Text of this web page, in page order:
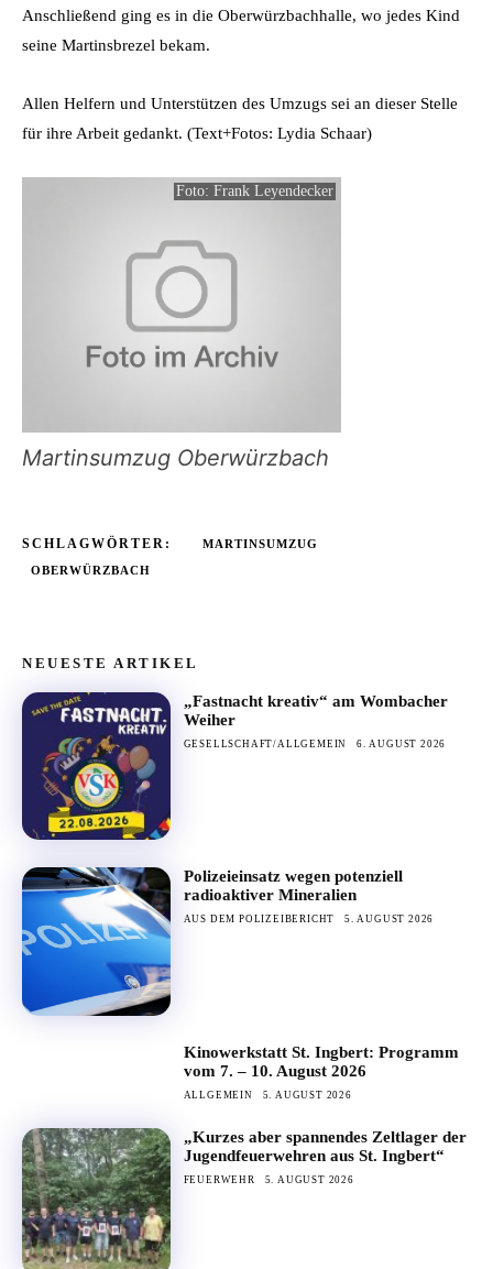
Anschließend ging es in die Oberwürzbachhalle, wo jedes Kind
seine Martinsbrezel bekam.
Allen Helfern und Unterstützen des Umzugs sei an dieser Stelle
für ihre Arbeit gedankt. (Text+Fotos: Lydia Schaar)
Foto: Frank Leyendecker
Martinsumzug Oberwürzbach
SCHLAGWÖRTER:
MARTINSUMZUG
OBERWÜRZBACH
NEUESTE ARTIKEL
„Fastnacht kreativ“ am Wombacher
Weiher
GESELLSCHAFT/ALLGEMEIN 6. AUGUST 2026
Polizeieinsatz wegen potenziell
radioaktiver Mineralien
AUS DEM POLIZEIBERICHT 5. AUGUST 2026
Kinowerkstatt St. Ingbert: Programm
vom 7. – 10. August 2026
ALLGEMEIN 5. AUGUST 2026
„Kurzes aber spannendes Zeltlager der
Jugendfeuerwehren aus St. Ingbert“
FEUERWEHR 5. AUGUST 2026